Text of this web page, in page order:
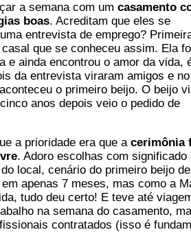
a semana com umcasamento
boas. Acreditam que eles se
entrevista de emprego?
que se conheceu assim. Ela
e ainda encontrou o amor da vida,
da entrevista viraram amigos e no
o primeiro beijo. O beijo
anos depois veio o pedido de
a prioridade era que acerimônia
. Adoro escolhas com significado
local, cenário do primeiro beijo
em apenas 7 meses, mas como a
tudo deu certo! E teve até
na semana do casamento,
contratados (isso é